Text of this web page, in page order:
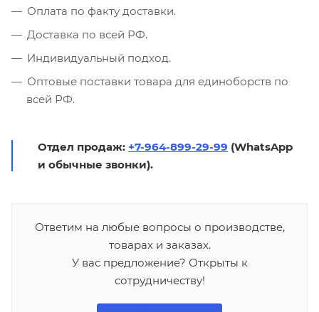
Оплата по факту доставки.
Доставка по всей РФ.
Индивидуальный подход.
Оптовые поставки товара для единоборств по
всей РФ.
Отдел продаж: +7-964-899-29-99 (WhatsApp
и обычные звонки).
Ответим на любые вопросы о производстве,
товарах и заказах.
У вас предложение? Открыты к
сотрудничеству!